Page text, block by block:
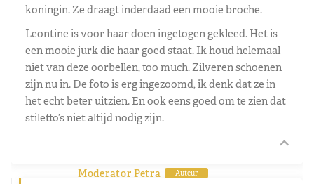
koningin. Ze draagt inderdaad een mooie broche.
Leontine is voor haar doen ingetogen gekleed. Het is
een mooie jurk die haar goed staat. Ik houd helemaal
niet van deze oorbellen, too much. Zilveren schoenen
zijn nu in. De foto is erg ingezoomd, ik denk dat ze in
het echt beter uitzien. En ook eens goed om te zien dat
stiletto’s niet altijd nodig zijn.
Moderator Petra Auteur